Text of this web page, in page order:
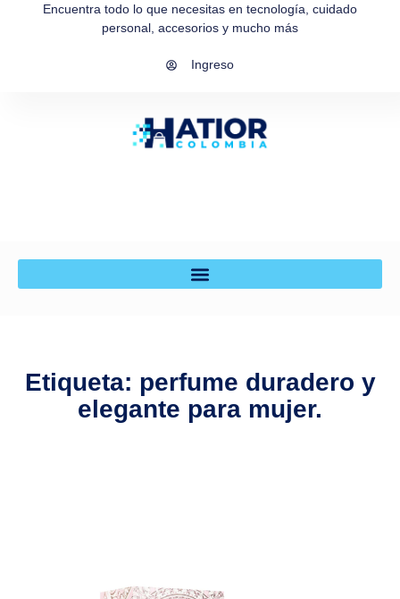
Encuentra todo lo que necesitas en tecnología, cuidado
personal, accesorios y mucho más
Ingreso
Etiqueta: perfume duradero y
elegante para mujer.